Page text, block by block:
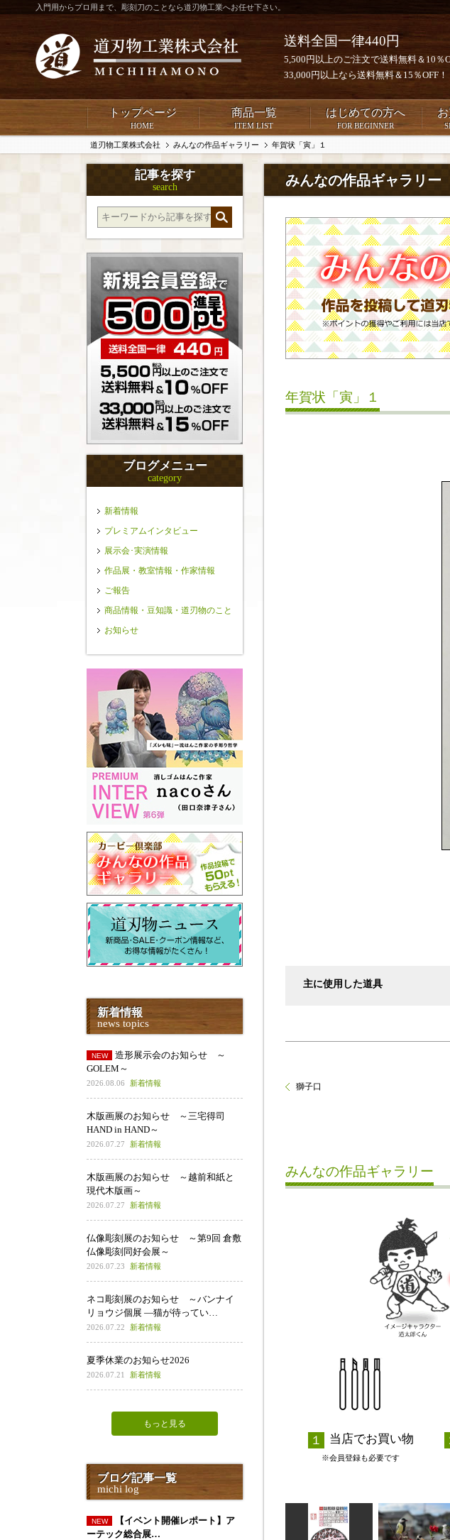
入門用からプロ用まで、彫刻刀のことなら道刃物工業へお任せ下さい。
送料全国一律440円
5,500円以上のご注文で送料無料＆10％
33,000円以上なら送料無料＆15％OFF！
トップページ
HOME
商品一覧
ITEM LIST
はじめての方へ
FOR BEGINNER
道刃物工業株式会社 みんなの作品ギャラリー 年賀状「寅」１
みんなの作品ギャラリー
年賀状「寅」１
主に使用した道具
獅子口
みんなの作品ギャラリー
当店でお買い物
※会員登録も必要です
記事を探す
search
ブログメニュー
category
新着情報
プレミアムインタビュー
展示会･実演情報
作品展・教室情報・作家情報
ご報告
商品情報・豆知識・道刃物のこと
お知らせ
新着情報
news topics
造形展示会のお知らせ ～
GOLEM～
2026.08.06 新着情報
木版画展のお知らせ ～三宅得司
HAND in HAND～
2026.07.27 新着情報
木版画展のお知らせ ～越前和紙と
現代木版画～
2026.07.27 新着情報
仏像彫刻展のお知らせ ～第9回 倉敷
仏像彫刻同好会展～
2026.07.23 新着情報
ネコ彫刻展のお知らせ ～バンナイ
リョウジ個展 ―猫が待ってい…
2026.07.22 新着情報
夏季休業のお知らせ2026
2026.07.21 新着情報
もっと見る
ブログ記事一覧
michi log
【イベント開催レポート】ア
ーテック総合展…